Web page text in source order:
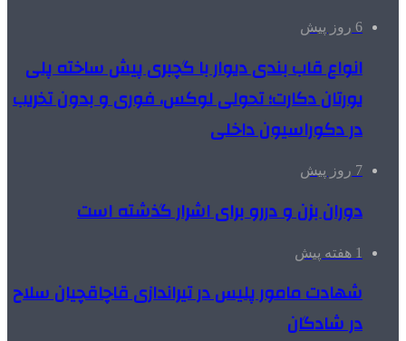
6 روز پیش
انواع قاب بندی دیوار با گچبری پیش ساخته پلی
یورتان دکارت؛ تحولی لوکس، فوری و بدون تخریب
در دکوراسیون داخلی
7 روز پیش
دوران بزن و دررو برای اشرار گذشته است
1 هفته پیش
شهادت مامور پلیس در تیراندازی قاچاقچیان سلاح
در شادگان